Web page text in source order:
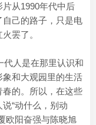
从1990年代中后
己的路子，只是电
罢了。
代人是在那里认识和
和大观园里的生活
的。所以，在这些
“动什么，别动
欧阳奋强与陈晓旭